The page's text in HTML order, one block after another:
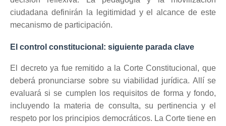
ciudadana definirán la legitimidad y el alcance de este
mecanismo de participación.
El control constitucional: siguiente parada clave
El decreto ya fue remitido a la Corte Constitucional, que
deberá pronunciarse sobre su viabilidad jurídica. Allí se
evaluará si se cumplen los requisitos de forma y fondo,
incluyendo la materia de consulta, su pertinencia y el
respeto por los principios democráticos. La Corte tiene en